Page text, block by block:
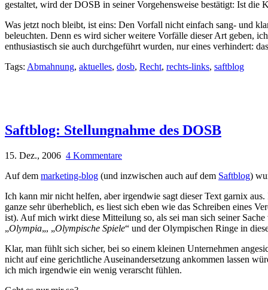
gestaltet, wird der DOSB in seiner Vorgehensweise bestätigt: Ist
Was jetzt noch bleibt, ist eins: Den Vorfall nicht einfach sang- und
beleuchten. Denn es wird sicher weitere Vorfälle dieser Art geben,
enthusiastisch sie auch durchgeführt wurden, nur eines verhindert:
Tags: Abmahnung, aktuelles, dosb, Recht, rechts-links, saftblog
Saftblog: Stellungnahme des DOSB
15. Dez., 2006 4 Kommentare
Auf dem marketing-blog (und inzwischen auch auf dem Saftblog)
Ich kann mir nicht helfen, aber irgendwie sagt dieser Text garnix
ganze sehr überheblich, es liest sich eben wie das Schreiben eines
ist). Auf mich wirkt diese Mitteilung so, als sei man sich seiner
„Olympia„, „Olympische Spiele“ und der Olympischen Ringe in
Klar, man fühlt sich sicher, bei so einem kleinen Unternehmen
nicht auf eine gerichtliche Auseinandersetzung ankommen lassen
ich mich irgendwie ein wenig verarscht fühlen.